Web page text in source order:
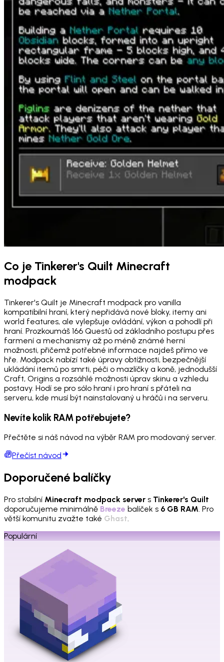
Co je Tinkerer's Quilt Minecraft
modpack
Tinkerer's Quilt je Minecraft modpack pro vanilla
kompatibilní hraní, který nepřidává nové bloky, itemy ani
world features, ale vylepšuje ovládání, výkon a pohodlí při
hraní. Prozkoumáš 166 Questů od základního postupu přes
farmení a mechanismy až po méně známé herní
možnosti, přičemž potřebné informace najdeš přímo ve
hře. Modpack nabízí také úpravy obtížnosti, bezpečnější
ukládání itemů po smrti, péči o mazlíčky a koně, jednodušší
Craft, Origins a rozsáhlé možnosti úprav skinu a vzhledu
postavy. Hodí se pro sólo hraní i pro hraní s přáteli na
serveru, kde musí být nainstalovaný u hráčů i na serveru.
Nevíte kolik RAM potřebujete?
Přečtěte si náš návod na výběr RAM pro modovaný server.
Přečíst návod
Doporučené balíčky
Pro stabilní Minecraft modpack server s Tinkerer's Quilt
doporučujeme minimálně Breeze balíček s 6 GB RAM. Pro
větší komunitu zvažte také Ghast.
Populární